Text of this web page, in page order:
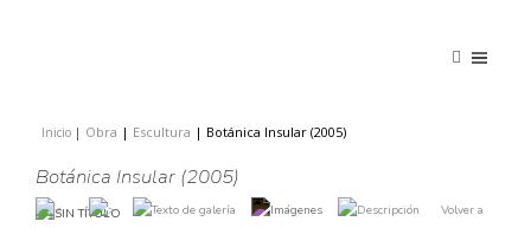
Inicio | Obra | Escultura | Botánica Insular (2005)
Botánica Insular (2005)
Volver a